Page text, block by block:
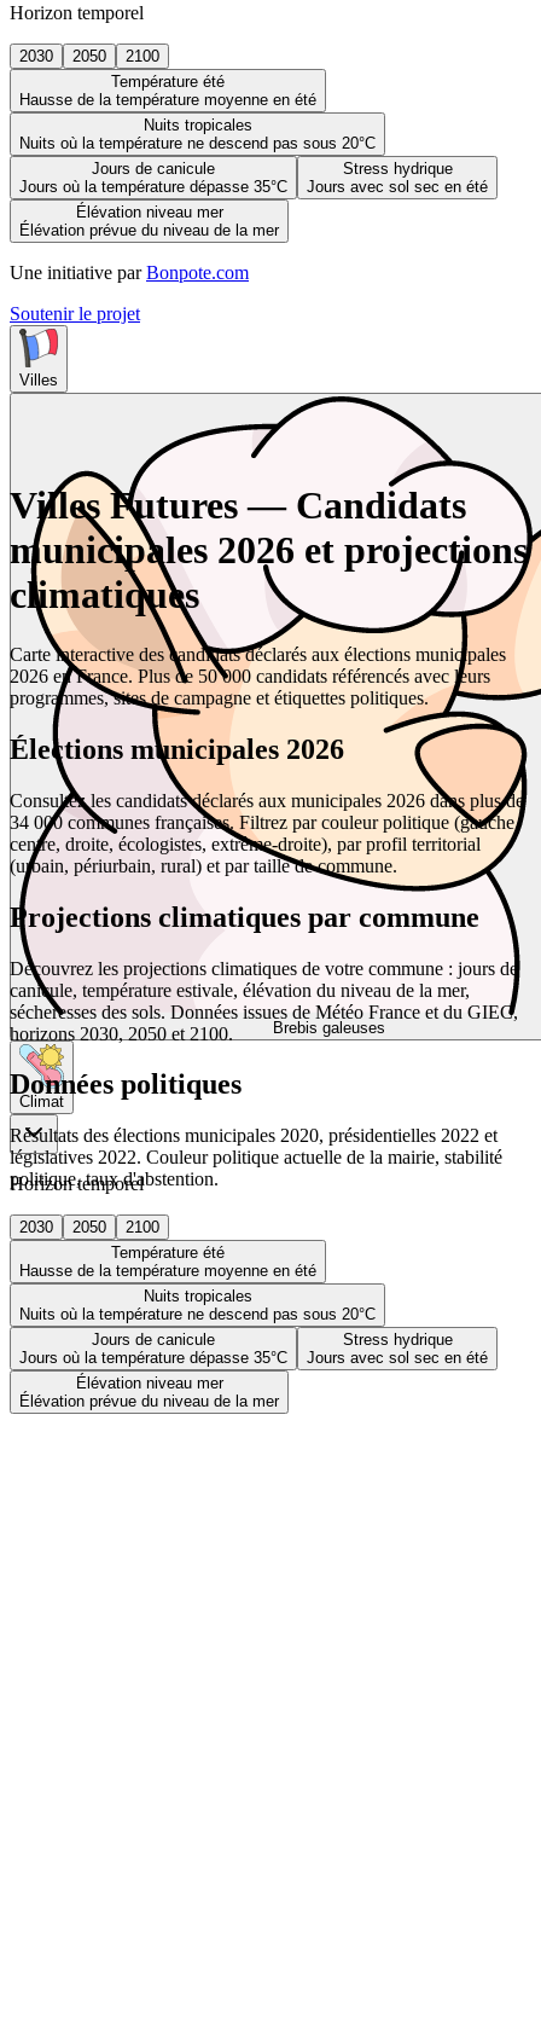
Horizon temporel
2030 2050
2100
Température été
Hausse de la température moyenne en été
Nuits tropicales
Nuits où la température ne descend pas sous 20°C
Jours de canicule
Jours où la température dépasse 35°C
Stress hydrique
Jours avec sol sec en été
Élévation niveau mer
Élévation prévue du niveau de la mer
Une initiative par Bonpote.com
Soutenir le projet
Villes
Brebis galeuses
Climat
Horizon temporel
2030 2050
2100
Température été
Hausse de la température moyenne en été
Nuits tropicales
Nuits où la température ne descend pas sous 20°C
Jours de canicule
Jours où la température dépasse 35°C
Stress hydrique
Jours avec sol sec en été
Élévation niveau mer
Élévation prévue du niveau de la mer
Villes Futures — Candidats
municipales 2026 et projections
climatiques
Carte interactive des candidats déclarés aux élections municipales
2026 en France. Plus de 50 000 candidats référencés avec leurs
programmes, sites de campagne et étiquettes politiques.
Élections municipales 2026
Consultez les candidats déclarés aux municipales 2026 dans plus de
34 000 communes françaises. Filtrez par couleur politique (gauche,
centre, droite, écologistes, extrême-droite), par profil territorial
(urbain, périurbain, rural) et par taille de commune.
Projections climatiques par commune
Découvrez les projections climatiques de votre commune : jours de
canicule, température estivale, élévation du niveau de la mer,
sécheresses des sols. Données issues de Météo France et du GIEC,
horizons 2030, 2050 et 2100.
Données politiques
Résultats des élections municipales 2020, présidentielles 2022 et
législatives 2022. Couleur politique actuelle de la mairie, stabilité
politique, taux d'abstention.